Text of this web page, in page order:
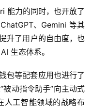
能力的同时，也开放了
、Gemini 等其
升了用户的自由度，也
生态体系。
包等配套应用也进行了
动指令助手”向主动式
人工智能领域的战略布